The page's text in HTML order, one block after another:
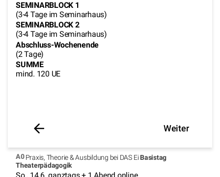
A0 Praxis, Theorie & Ausbildung bei DAS Ei Basistag
Theaterpädagogik
SEMINARBLOCK 1
(3-4 Tage im Seminarhaus)
SEMINARBLOCK 2
(3-4 Tage im Seminarhaus)
Abschluss-Wochenende
(2 Tage)
SUMME
mind. 120 UE
Weiter